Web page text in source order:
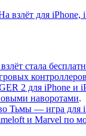
взлёт для
стала
2 для iPhone и
наворотами.
Тьмы — игра для
и Marvel по